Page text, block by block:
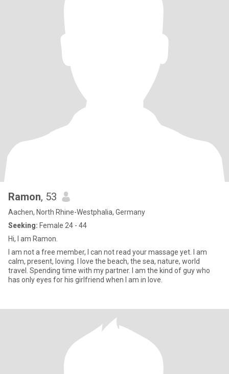
Ramon, 53
Aachen, North Rhine-Westphalia, Germany
Seeking: Female 24 - 44
Hi, I am Ramon.
I am not a free member, I can not read your massage yet. I am
calm, present, loving. I love the beach, the sea, nature, world
travel. Spending time with my partner. I am the kind of guy who
has only eyes for his girlfriend when I am in love.